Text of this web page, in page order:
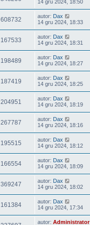
14 gru 2024, 18:50
608732 autor: Dax
14 gru 2024, 18:33
167533 autor: Dax
14 gru 2024, 18:31
198489 autor: Dax
14 gru 2024, 18:27
187419 autor: Dax
14 gru 2024, 18:25
204951 autor: Dax
14 gru 2024, 18:19
267787 autor: Dax
14 gru 2024, 18:16
195515 autor: Dax
14 gru 2024, 18:12
166554 autor: Dax
14 gru 2024, 18:09
369247 autor: Dax
14 gru 2024, 18:02
161384 autor: Dax
14 gru 2024, 17:34
autor: Administrator